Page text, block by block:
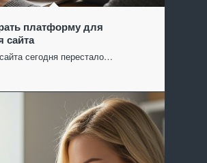
платформу для
сайта
сегодня перестало…